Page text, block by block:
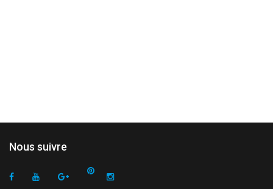
Nous suivre